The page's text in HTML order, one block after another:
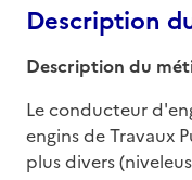
Description
Description du
Le conducteur
engins de Travaux
plus divers